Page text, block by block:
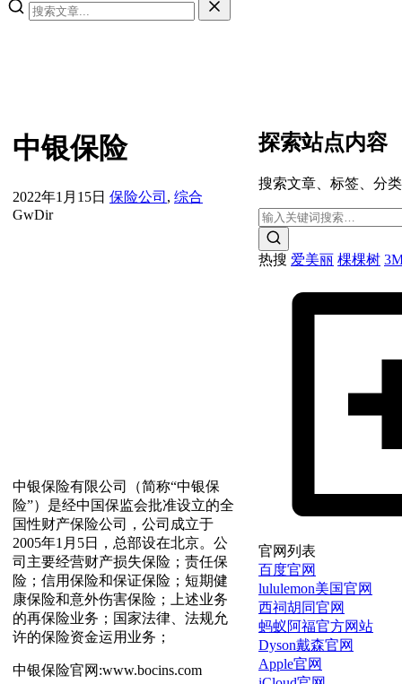
中银保险
2022年1月15日 保险公司 , 综合
GwDir
中银保险有限公司（简称“中银保
险”）是经中国保监会批准设立的全
国性财产保险公司，公司成立于
2005年1月5日，总部设在北京。公
司主要经营财产损失保险；责任保
险；信用保险和保证保险；短期健
康保险和意外伤害保险；上述业务
的再保险业务；国家法律、法规允
许的保险资金运用业务；
中银保险官网:www.bocins.com
探索站点内容
搜索文章、标签、分类
热搜 爱美丽 棵棵树
官网列表
百度官网
lululemon美国官网
西祠胡同官网
蚂蚁阿福官方网站
Dyson戴森官网
Apple官网